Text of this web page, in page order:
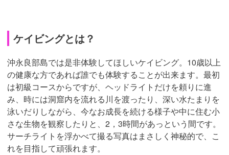
ケイビングとは？
沖永良部島では是非体験してほしいケイビング。10歳以上
の健康な方であれば誰でも体験することが出来ます。最初
は初級コースからですが、ヘッドライトだけを頼りに進
み、時には洞窟内を流れる川を渡ったり、深い水たまりを
泳いだりしながら、今なお成長を続ける様子や中に住む小
さな生物を観察したりと、2，3時間があっという間です。
サーチライトを浮かべて撮る写真はまさしく神秘的で、こ
れを目指して頑張れます。